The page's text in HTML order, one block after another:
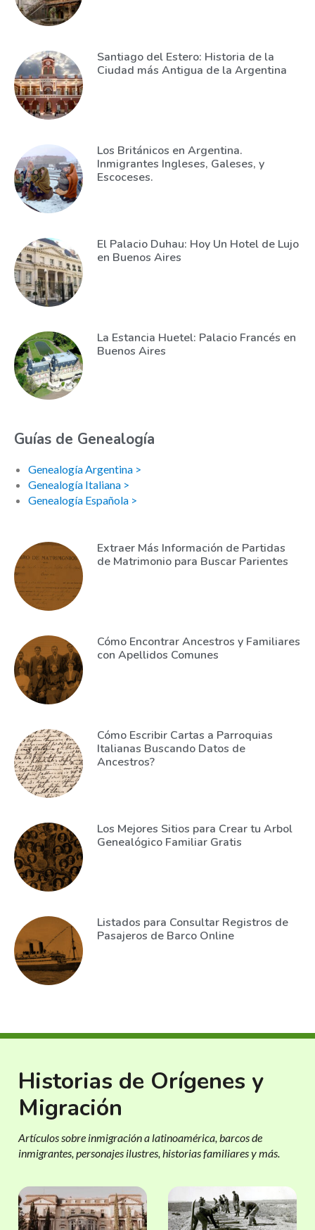
Santiago del Estero: Historia de la
Ciudad más Antigua de la Argentina
Los Británicos en Argentina.
Inmigrantes Ingleses, Galeses, y
Escoceses.
El Palacio Duhau: Hoy Un Hotel de Lujo
en Buenos Aires
La Estancia Huetel: Palacio Francés en
Buenos Aires
Guías de Genealogía
Genealogía Argentina >
Genealogía Italiana >
Genealogía Española >
Extraer Más Información de Partidas
de Matrimonio para Buscar Parientes
Cómo Encontrar Ancestros y Familiares
con Apellidos Comunes
Cómo Escribir Cartas a Parroquias
Italianas Buscando Datos de
Ancestros?
Los Mejores Sitios para Crear tu Arbol
Genealógico Familiar Gratis
Listados para Consultar Registros de
Pasajeros de Barco Online
Historias de Orígenes y
Migración
Artículos sobre inmigración a latinoamérica, barcos de
inmigrantes, personajes ilustres, historias familiares y más.